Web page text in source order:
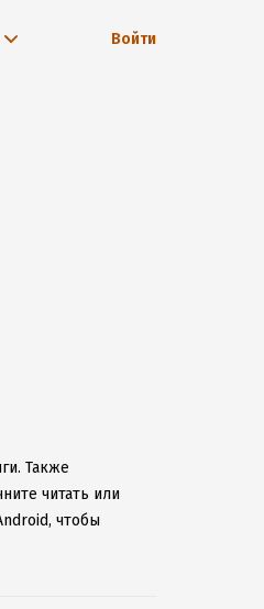
Войти
Также
читать или
чтобы